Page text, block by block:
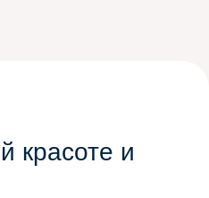
красоте и